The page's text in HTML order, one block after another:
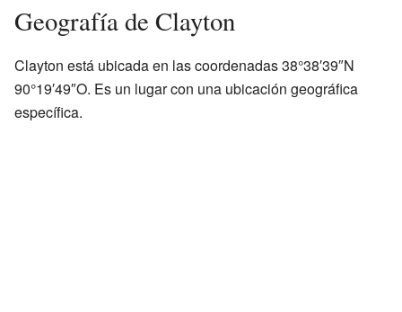
Geografía de Clayton
Clayton está ubicada en las coordenadas 38°38′39″N
90°19′49″O. Es un lugar con una ubicación geográfica
específica.